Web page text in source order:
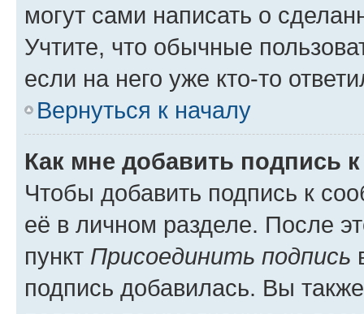
могут сами написать о
Учтите, что обычные
если на него уже кто-то
Вернуться к началу
Как мне добавить подпись
Чтобы добавить подпись к
её в личном разделе. После
пункт Присоединить подпись
подпись добавилась. Вы